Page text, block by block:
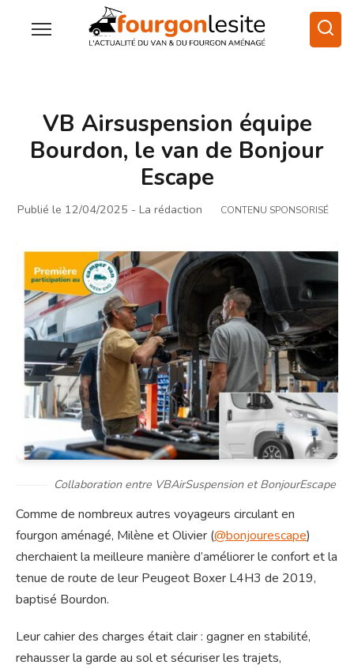
VB Airsuspension équipe
Bourdon, le van de Bonjour
Escape
Publié le 12/04/2025 - La rédaction CONTENU SPONSORISÉ
Collaboration entre VBAirSuspension et BonjourEscape
Comme de nombreux autres voyageurs circulant en
fourgon aménagé, Milène et Olivier (@bonjourescape)
cherchaient la meilleure manière d’améliorer le confort et la
tenue de route de leur Peugeot Boxer L4H3 de 2019,
baptisé Bourdon.
Leur cahier des charges était clair : gagner en stabilité,
rehausser la garde au sol et sécuriser les trajets,